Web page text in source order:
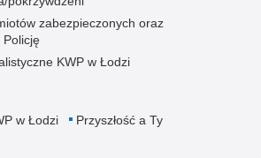
zabezpieczonych oraz
Policję
KWP w Łodzi
w Łodzi Przyszłość a Ty